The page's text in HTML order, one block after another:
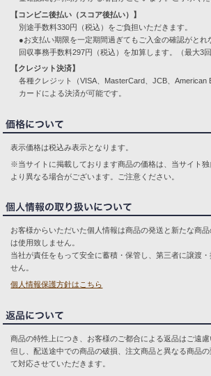
【コンビニ後払い（スコア後払い）】
別途手数料330円（税込）をご負担いただきます。
●お支払い期限を一定期間過ぎてもご入金の確認がとれ
回収事務手数料297円（税込）を加算します。（最大3回
【クレジット決済】
各種クレジット（VISA、MasterCard、JCB、American
カードによる決済が可能です。
表示価格は税込み表示となります。
※当サイトに掲載しております商品の価格は、当サイト
より異なる場合がございます。ご注意ください。
お客様からいただいた個人情報は商品の発送と新たな商
は使用致しません。
当社が責任をもって安全に蓄積・保管し、第三者に譲渡
せん。
個人情報保護方針はこちら
商品の特性上につき、お客様のご都合による返品はご遠慮
但し、配送途中での商品の破損、注文商品と異なる商品
て対応させていただきます。